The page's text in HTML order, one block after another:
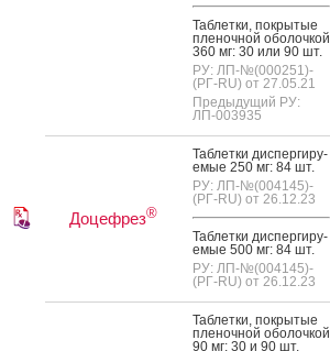
Таб­летки, пок­ры­тые
пле­ноч­ной обо­лоч­кой
360 мг: 30 или 90 шт.
РУ: ЛП-№(000251)-
(РГ-RU) от 27.05.21
Предыдущий РУ:
ЛП-003935
Доцефрез®
Таб­летки дис­перги­ру­
емые 250 мг: 84 шт.
РУ: ЛП-№(004145)-
(РГ-RU) от 26.12.23
Таб­летки дис­перги­ру­
емые 500 мг: 84 шт.
РУ: ЛП-№(004145)-
(РГ-RU) от 26.12.23
Таб­летки, пок­ры­тые
пле­ноч­ной обо­лоч­кой
90 мг: 30 и 90 шт.